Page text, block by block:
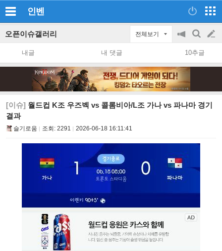
인벤
오픈이슈갤러리 전체보기
공
지
on/off
검
색
글
쓰
내글 내 댓글 10추글
[이슈] 월드컵 K조 우즈벡 vs 콜롬비아/L조 가나 vs 파나마 경기
결과
슬기로움 조회: 2291 2026-06-18 16:11:41